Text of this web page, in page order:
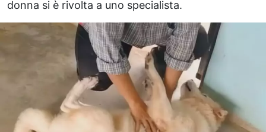
donna si è rivolta a uno specialista.